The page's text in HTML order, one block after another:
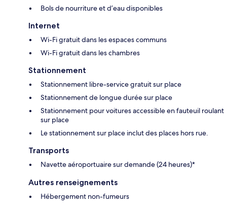
Bols de nourriture et d’eau disponibles
Internet
Wi-Fi gratuit dans les espaces communs
Wi-Fi gratuit dans les chambres
Stationnement
Stationnement libre-service gratuit sur place
Stationnement de longue durée sur place
Stationnement pour voitures accessible en fauteuil roulant
sur place
Le stationnement sur place inclut des places hors rue.
Transports
Navette aéroportuaire sur demande (24 heures)*
Autres renseignements
Hébergement non-fumeurs